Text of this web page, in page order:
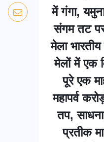
में गंगा,
संगम तट पर
मेला
मेलों में एक
पूरे एक
महापर्व
तप,
प्रतीक